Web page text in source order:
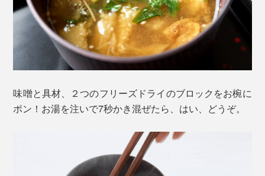
味噌と具材、２つのフリーズドライのブロックをお椀に
ポン！お湯を注いで7秒かき混ぜたら、はい、どうぞ。